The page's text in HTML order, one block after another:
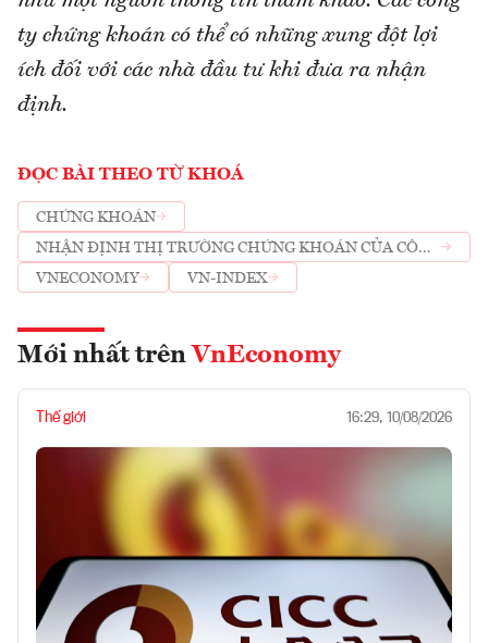
ty chứng khoán có thể có những xung đột lợi
ích đối với các nhà đầu tư khi đưa ra nhận
định.
ĐỌC BÀI THEO TỪ KHOÁ
CHỨNG KHOÁN
NHẬN ĐỊNH THỊ TRƯỜNG CHỨNG KHOÁN CỦA CÔNG
TY CHỨNG KHOÁN
VNECONOMY VN-INDEX
Mới nhất trên VnEconomy
Thế giới 16:29, 10/08/2026